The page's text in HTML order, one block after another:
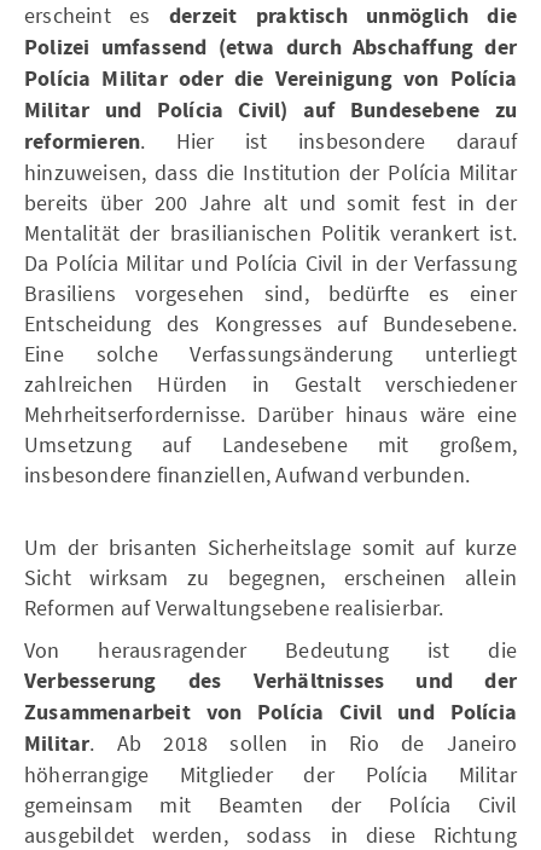
erscheint esderzeit praktisch unmöglich die
Polizei umfassend (etwa durch Abschaffung der
Polícia Militar oder die Vereinigung von Polícia
Militar und Polícia Civil) auf Bundesebene zu
reformieren. Hier ist insbesondere darauf
hinzuweisen, dass die Institution der Polícia Militar
bereits über 200 Jahre alt und somit fest in der
Mentalität der brasilianischen Politik verankert ist.
Da Polícia Militar und Polícia Civil in der Verfassung
Brasiliens vorgesehen sind, bedürfte es einer
Entscheidung des Kongresses auf Bundesebene.
Eine solche Verfassungsänderung unterliegt
zahlreichen Hürden in Gestalt verschiedener
Mehrheitserfordernisse. Darüber hinaus wäre eine
Umsetzung auf Landesebene mit großem,
insbesondere finanziellen, Aufwand verbunden.
Um der brisanten Sicherheitslage somit auf kurze
Sicht wirksam zu begegnen, erscheinen allein
Reformen auf Verwaltungsebene realisierbar.
Von herausragender Bedeutung ist die
Verbesserung des Verhältnisses und der
Zusammenarbeit von Polícia Civil und Polícia
Militar. Ab 2018 sollen in Rio de Janeiro
höherrangige Mitglieder der Polícia Militar
gemeinsam mit Beamten der Polícia Civil
ausgebildet werden, sodass in diese Richtung